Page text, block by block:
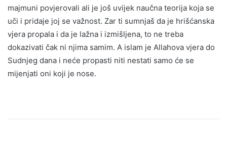
majmuni povjerovali ali je još uvijek naučna teorija koja se
uči i pridaje joj se važnost. Zar ti sumnjaš da je hrišćanska
vjera propala i da je lažna i izmišljena, to ne treba
dokazivati čak ni njima samim. A islam je Allahova vjera do
Sudnjeg dana i neće propasti niti nestati samo će se
mijenjati oni koji je nose.